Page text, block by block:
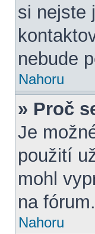
si nejste
nebude
Nahoru
» Proč
Je
použití
mohl
na
Nahoru